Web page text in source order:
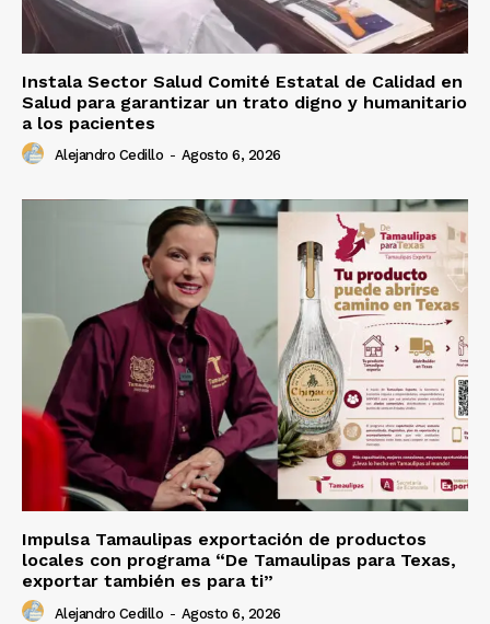
Instala Sector Salud Comité Estatal de Calidad en
Salud para garantizar un trato digno y humanitario
a los pacientes
Alejandro Cedillo - Agosto 6, 2026
Impulsa Tamaulipas exportación de productos
locales con programa “De Tamaulipas para Texas,
exportar también es para ti”
Alejandro Cedillo - Agosto 6, 2026